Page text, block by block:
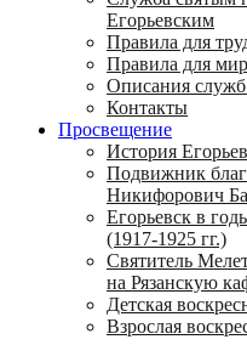
Егорьевским
Правила для
Правила для
Описания
Контакты
Просвещение
История
Подвижник
Никифорович
Егорьевск в
(1917-1925 гг.)
Святитель
на Рязанскую
Детская
Взрослая